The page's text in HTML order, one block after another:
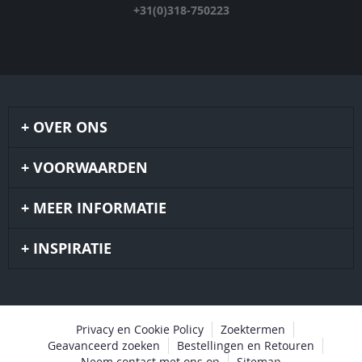
+31(0)318-750223
OVER ONS
VOORWAARDEN
MEER INFORMATIE
INSPIRATIE
Privacy en Cookie Policy
Zoektermen
Geavanceerd zoeken
Bestellingen en Retouren